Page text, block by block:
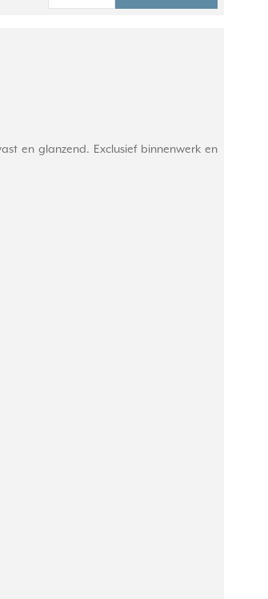
en glanzend. Exclusief binnenwerk en